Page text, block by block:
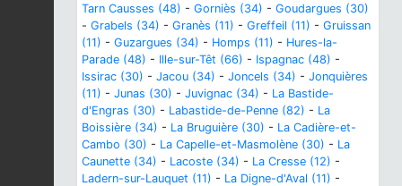
Tarn Causses (48) - Gorniès (34) - Goudargues (30)
- Grabels (34) - Granès (11) - Greffeil (11) - Gruissan
(11) - Guzargues (34) - Homps (11) - Hures-la-
Parade (48) - Ille-sur-Têt (66) - Ispagnac (48) -
Issirac (30) - Jacou (34) - Joncels (34) - Jonquières
(11) - Junas (30) - Juvignac (34) - La Bastide-
d'Engras (30) - Labastide-de-Penne (82) - La
Boissière (34) - La Bruguière (30) - La Cadière-et-
Cambo (30) - La Capelle-et-Masmolène (30) - La
Caunette (34) - Lacoste (34) - La Cresse (12) -
Ladern-sur-Lauquet (11) - La Digne-d'Aval (11) -